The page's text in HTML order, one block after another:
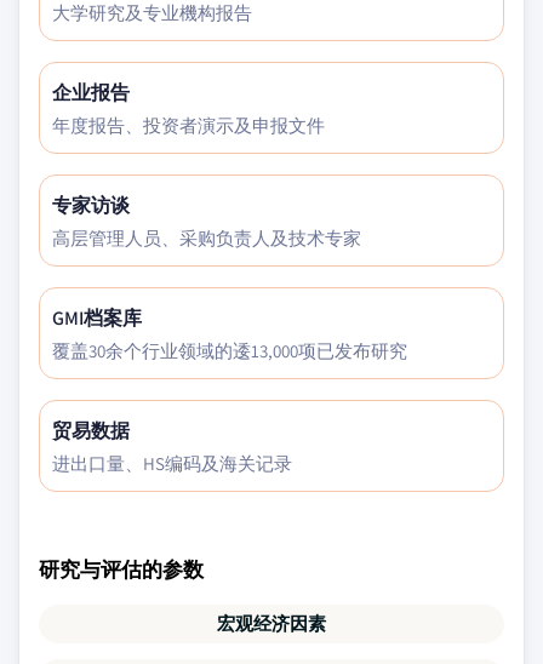
大学研究及专业機构报告
企业报告
年度报告、投资者演示及申报文件
专家访谈
高层管理人员、采购负责人及技术专家
GMI档案库
覆盖30余个行业领域的逶13,000项已发布研究
贸易数据
进出口量、HS编码及海关记录
研究与评估的参数
宏观经济因素